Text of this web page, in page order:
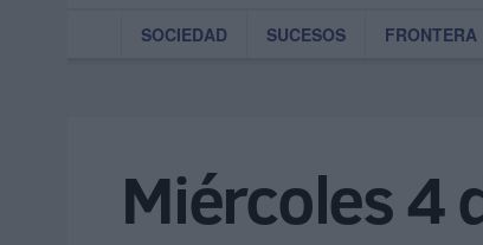
SOCIEDAD SUCESOS FRONTERA
Miércoles 4